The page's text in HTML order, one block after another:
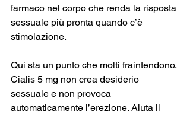
farmaco nel corpo che renda la risposta
sessuale più pronta quando c’è
stimolazione.
Qui sta un punto che molti fraintendono.
Cialis 5 mg non crea desiderio
sessuale e non provoca
automaticamente l’erezione. Aiuta il